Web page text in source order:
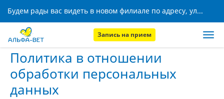
Будем рады вас видеть в новом филиале по адресу, ул. Кижеватова, 8!
Запись на прием
Главная
Политика в отношении
обработки персональных
данных